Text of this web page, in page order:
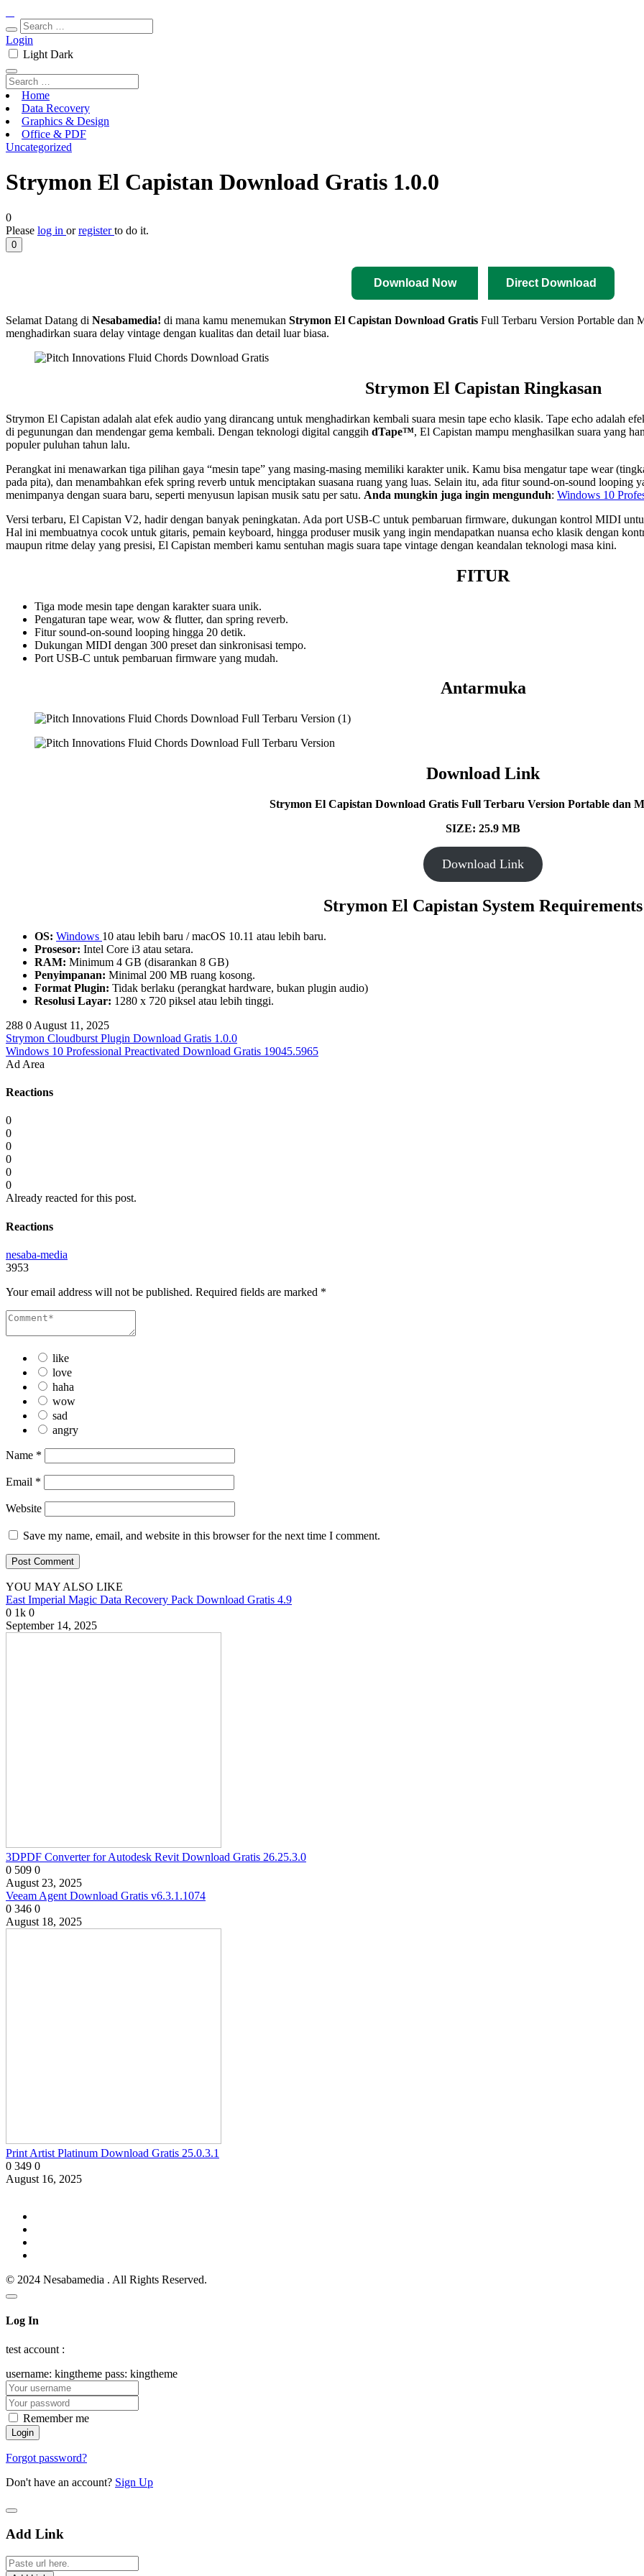
Login
Light Dark
Home
Data Recovery
Graphics & Design
Office & PDF
Uncategorized
Strymon El Capistan Download Gratis 1.0.0
0
Please log in orregisterto do it.
0
Download Now Direct Download
Selamat Datang di Nesabamedia! di mana kamu menemukan Strymon El Capistan Download Gratis Full Terbaru Version Portable dan
menghadirkan suara delay vintage dengan kualitas dan detail luar biasa.
Strymon El Capistan Ringkasan
Strymon El Capistan adalah alat efek audio yang dirancang untuk menghadirkan kembali suara mesin tape echo klasik. Tape echo adalah
di pegunungan dan mendengar gema kembali. Dengan teknologi digital canggih dTape™, El Capistan mampu menghasilkan suara yang
populer puluhan tahun lalu.
Perangkat ini menawarkan tiga pilihan gaya “mesin tape” yang masing-masing memiliki karakter unik. Kamu bisa mengatur tape wear
pada pita), dan menambahkan efek spring reverb untuk menciptakan suasana ruang yang luas. Selain itu, ada fitur sound-on-sound looping
menimpanya dengan suara baru, seperti menyusun lapisan musik satu per satu. Anda mungkin juga ingin mengunduh: Windows 10
Versi terbaru, El Capistan V2, hadir dengan banyak peningkatan. Ada port USB-C untuk pembaruan firmware, dukungan kontrol MIDI
Hal ini membuatnya cocok untuk gitaris, pemain keyboard, hingga produser musik yang ingin mendapatkan nuansa echo klasik dengan
maupun ritme delay yang presisi, El Capistan memberi kamu sentuhan magis suara tape vintage dengan keandalan teknologi masa kini.
FITUR
Tiga mode mesin tape dengan karakter suara unik.
Pengaturan tape wear, wow & flutter, dan spring reverb.
Fitur sound-on-sound looping hingga 20 detik.
Dukungan MIDI dengan 300 preset dan sinkronisasi tempo.
Port USB-C untuk pembaruan firmware yang mudah.
Antarmuka
Download Link
Strymon El Capistan Download Gratis Full Terbaru Version Portable dan
SIZE: 25.9 MB
Download Link
Strymon El Capistan System Requirements
OS: Windows 10 atau lebih baru / macOS 10.11 atau lebih baru.
Prosesor: Intel Core i3 atau setara.
RAM: Minimum 4 GB (disarankan 8 GB)
Penyimpanan: Minimal 200 MB ruang kosong.
Format Plugin: Tidak berlaku (perangkat hardware, bukan plugin audio)
Resolusi Layar: 1280 x 720 piksel atau lebih tinggi.
288 0 August 11, 2025
Strymon Cloudburst Plugin Download Gratis 1.0.0
Windows 10 Professional Preactivated Download Gratis 19045.5965
Ad Area
Reactions
0
0
0
0
0
0
Already reacted for this post.
Reactions
nesaba-media
3953
Your email address will not be published. Required fields are marked *
like
love
haha
wow
sad
angry
Name *
Email *
Website
Save my name, email, and website in this browser for the next time I comment.
YOU MAY ALSO LIKE
East Imperial Magic Data Recovery Pack Download Gratis 4.9
0 1k 0
September 14, 2025
3DPDF Converter for Autodesk Revit Download Gratis 26.25.3.0
0 509 0
August 23, 2025
Veeam Agent Download Gratis v6.3.1.1074
0 346 0
August 18, 2025
Print Artist Platinum Download Gratis 25.0.3.1
0 349 0
August 16, 2025
© 2024 Nesabamedia . All Rights Reserved.
Log In
test account :
username: kingtheme pass: kingtheme
Remember me
Forgot password?
Don't have an account? Sign Up
Add Link